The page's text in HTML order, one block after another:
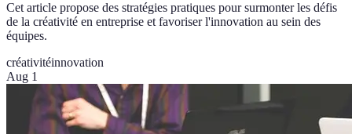
Cet article propose des stratégies pratiques pour surmonter les défis
de la créativité en entreprise et favoriser l'innovation au sein des
équipes.
créativitéinnovation
Aug 1